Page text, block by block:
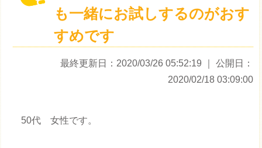
も一緒にお試しするのがおす
すめです
最終更新日：2020/03/26 05:52:19 ｜ 公開日：
2020/02/18 03:09:00
50代 女性です。